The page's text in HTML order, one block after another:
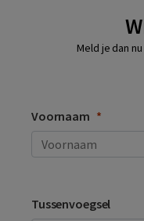
Meld je dan
Voornaam
Tussenvoegsel